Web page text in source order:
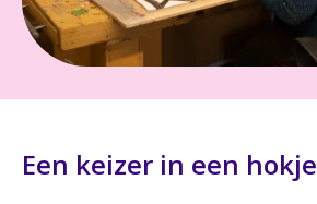
Een keizer in een hokje